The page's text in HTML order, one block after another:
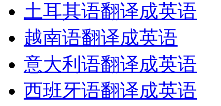
土耳其语翻译成英语
越南语翻译成英语
意大利语翻译成英语
西班牙语翻译成英语